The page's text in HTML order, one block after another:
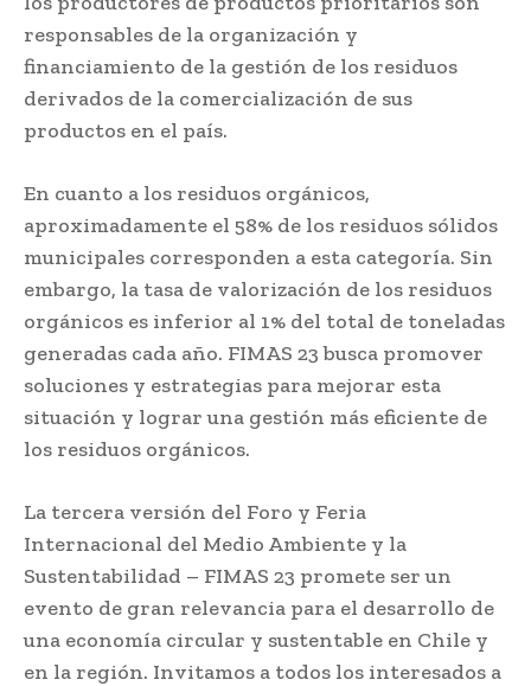
responsables de la organización y
financiamiento de la gestión de los residuos
derivados de la comercialización de sus
productos en el país.
En cuanto a los residuos orgánicos,
aproximadamente el 58% de los residuos sólidos
municipales corresponden a esta categoría. Sin
embargo, la tasa de valorización de los residuos
orgánicos es inferior al 1% del total de toneladas
generadas cada año. FIMAS 23 busca promover
soluciones y estrategias para mejorar esta
situación y lograr una gestión más eficiente de
los residuos orgánicos.
La tercera versión del Foro y Feria
Internacional del Medio Ambiente y la
Sustentabilidad – FIMAS 23 promete ser un
evento de gran relevancia para el desarrollo de
una economía circular y sustentable en Chile y
en la región. Invitamos a todos los interesados a